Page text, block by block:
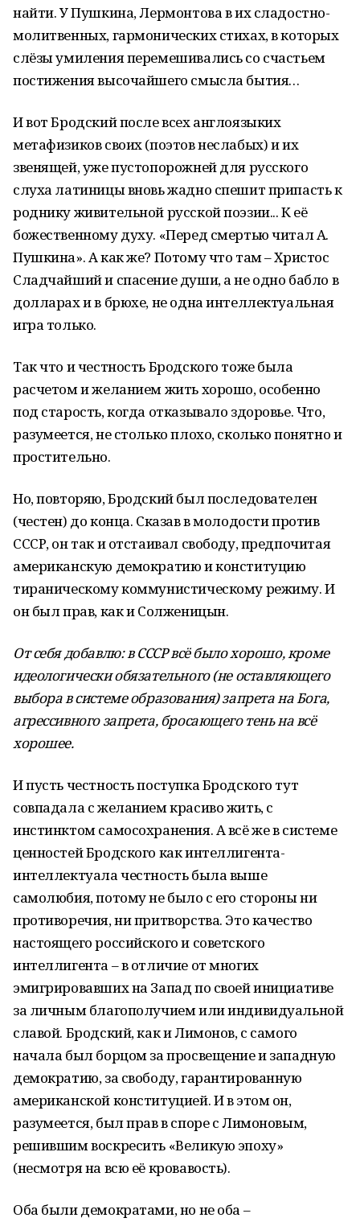
найти. У Пушкина, Лермонтова в их сладостно-
молитвенных, гармонических стихах, в которых
слёзы умиления перемешивались со счастьем
постижения высочайшего смысла бытия…
И вот Бродский после всех англоязыких
метафизиков своих (поэтов неслабых) и их
звенящей, уже пустопорожней для русского
слуха латиницы вновь жадно спешит припасть к
роднику живительной русской поэзии... К её
божественному духу. «Перед смертью читал А.
Пушкина». А как же? Потому что там – Христос
Сладчайший и спасение души, а не одно бабло в
долларах и в брюхе, не одна интеллектуальная
игра только.
Так что и честность Бродского тоже была
расчетом и желанием жить хорошо, особенно
под старость, когда отказывало здоровье. Что,
разумеется, не столько плохо, сколько понятно и
простительно.
Но, повторяю, Бродский был последователен
(честен) до конца. Сказав в молодости против
СССР, он так и отстаивал свободу, предпочитая
американскую демократию и конституцию
тираническому коммунистическому режиму. И
он был прав, как и Солженицын.
От себя добавлю: в СССР всё было хорошо, кроме
идеологически обязательного (не оставляющего
выбора в системе образования) запрета на Бога,
агрессивного запрета, бросающего тень на всё
хорошее.
И пусть честность поступка Бродского тут
совпадала с желанием красиво жить, с
инстинктом самосохранения. А всё же в системе
ценностей Бродского как интеллигента-
интеллектуала честность была выше
самолюбия, потому не было с его стороны ни
противоречия, ни притворства. Это качество
настоящего российского и советского
интеллигента – в отличие от многих
эмигрировавших на Запад по своей инициативе
за личным благополучием или индивидуальной
славой. Бродский, как и Лимонов, с самого
начала был борцом за просвещение и западную
демократию, за свободу, гарантированную
американской конституцией. И в этом он,
разумеется, был прав в споре с Лимоновым,
решившим воскресить «Великую эпоху»
(несмотря на всю её кровавость).
Оба были демократами, но не оба –